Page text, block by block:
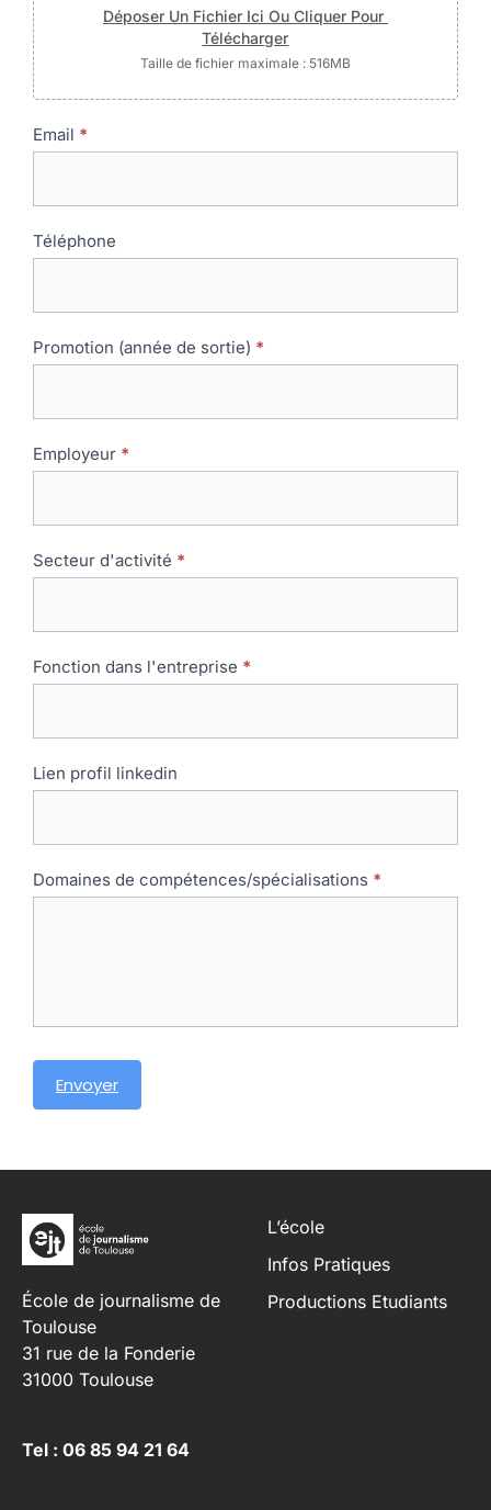
Déposer Un Fichier Ici Ou Cliquer Pour
Télécharger
Taille de fichier maximale : 516MB
Email *
Téléphone
Promotion (année de sortie) *
Employeur *
Secteur d'activité *
Fonction dans l'entreprise *
Lien profil linkedin
Domaines de compétences/spécialisations *
Envoyer
École de journalisme de
Toulouse
31 rue de la Fonderie
31000 Toulouse
L’école
Infos Pratiques
Productions Etudiants
Tel : 06 85 94 21 64